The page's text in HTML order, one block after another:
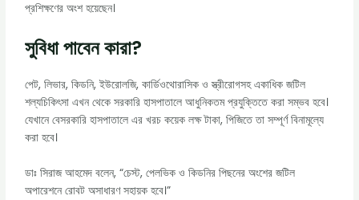
প্রশিক্ষণের অংশ হয়েছেন।
সুবিধা পাবেন কারা?
পেট, লিভার, কিডনি, ইউরোলজি, কার্ডিওথোরাসিক ও স্ত্রীরোগসহ একাধিক জটিল
শল্যচিকিৎসা এখন থেকে সরকারি হাসপাতালে আধুনিকতম প্রযুক্তিতে করা সম্ভব হবে।
যেখানে বেসরকারি হাসপাতালে এর খরচ কয়েক লক্ষ টাকা, পিজিতে তা সম্পূর্ণ বিনামূল্যে
করা হবে।
ডাঃ সিরাজ আহমেদ বলেন, “চেস্ট, পেলভিক ও কিডনির পিছনের অংশের জটিল
অপারেশনে রোবট অসাধারণ সহায়ক হবে।”